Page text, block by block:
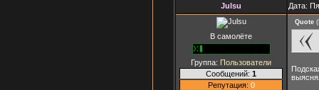
Julsu Дата:
В самолёте
Группа: Пользователи
Сообщений: 1
Репутация: 0
Quote (